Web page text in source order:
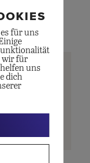
für uns
wir für
uns
dich